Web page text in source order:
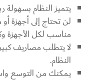
يتميز النظام
لن تحتاج إلى أجهزة
مناسب لكل الأجهزة
لا يتطلب مصاريف
النظام.
يمكنك من التوسع